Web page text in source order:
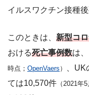
イルスワクチン接種
このときは、 新型コ
おける死亡事例数は、
時点； OpenVaers ） 、
ては10,570件 （2021年